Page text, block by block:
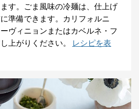
す。ごま風味の冷麺は、仕上げ
準備できます。カリフォルニ
ヴィニョンまたはカベルネ・フ
上がりください。
レシピを表